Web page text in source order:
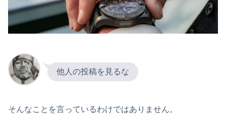
他人の投稿を見るな
そんなことを言っているわけではありません。